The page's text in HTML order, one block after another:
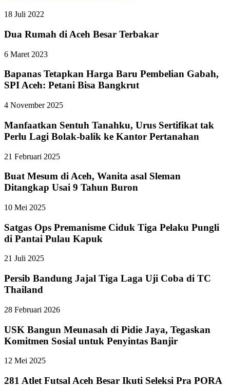
18 Juli 2022
Dua Rumah di Aceh Besar Terbakar
6 Maret 2023
Bapanas Tetapkan Harga Baru Pembelian Gabah,
SPI Aceh: Petani Bisa Bangkrut
4 November 2025
Manfaatkan Sentuh Tanahku, Urus Sertifikat tak
Perlu Lagi Bolak-balik ke Kantor Pertanahan
21 Februari 2025
Buat Mesum di Aceh, Wanita asal Sleman
Ditangkap Usai 9 Tahun Buron
10 Mei 2025
Satgas Ops Premanisme Ciduk Tiga Pelaku Pungli
di Pantai Pulau Kapuk
21 Juli 2025
Persib Bandung Jajal Tiga Laga Uji Coba di TC
Thailand
28 Februari 2026
USK Bangun Meunasah di Pidie Jaya, Tegaskan
Komitmen Sosial untuk Penyintas Banjir
12 Mei 2025
281 Atlet Futsal Aceh Besar Ikuti Seleksi Pra PORA